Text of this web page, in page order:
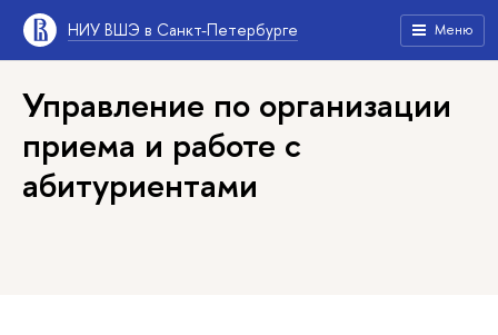
НИУ ВШЭ в Санкт-Петербурге Меню
Управление по организации
приема и работе с
абитуриентами